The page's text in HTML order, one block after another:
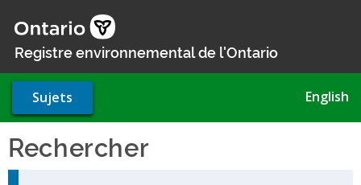
au
contenu
Registre environnemental de l'Ontario
Sujets English
Rechercher